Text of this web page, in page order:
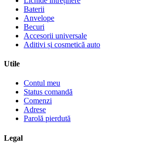
Baterii
Anvelope
Becuri
Accesorii universale
Aditivi și cosmetică auto
Utile
Contul meu
Status comandă
Comenzi
Adrese
Parolă pierdută
Legal